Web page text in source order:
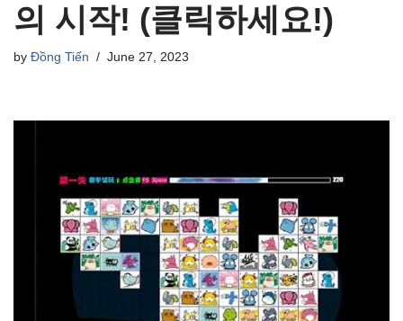
의 시작! (클릭하세요!)
by Đồng Tiến June 27, 2023